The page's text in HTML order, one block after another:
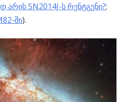
არის SN2014J-ს რენტგენი?;
ში).